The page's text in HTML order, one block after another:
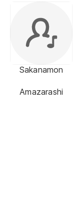
Sakanamon
Amazarashi